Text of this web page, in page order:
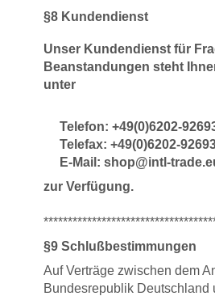
§8 Kundendienst
Unser Kundendienst für
Beanstandungen steht
unter
Telefon: +49(0)6202-
Telefax: +49(0)6202-
E-Mail: shop@intl-
zur Verfügung.
§9 Schlußbestimmungen
Auf Verträge zwischen dem
Bundesrepublik Deutschland